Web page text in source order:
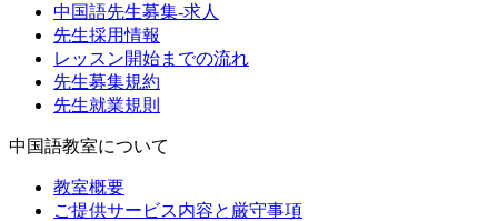
中国語先生募集-求人
先生採用情報
レッスン開始までの流れ
先生募集規約
先生就業規則
中国語教室について
教室概要
ご提供サービス内容と厳守事項